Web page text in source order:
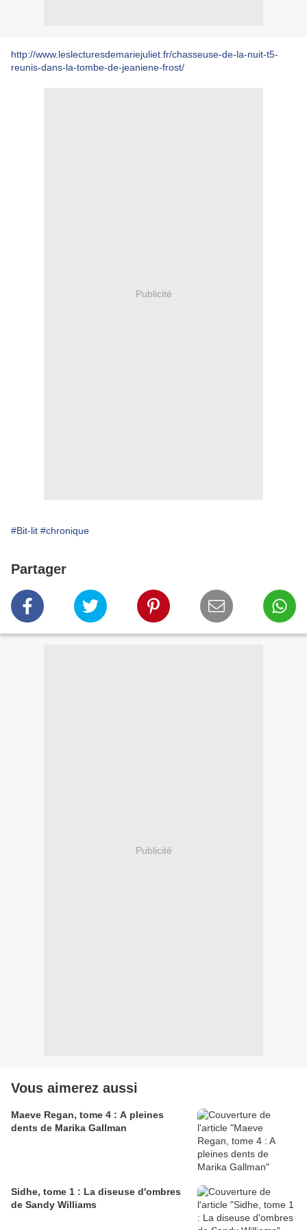
http://www.leslecturesdemariejuliet.fr/chasseuse-de-la-nuit-t5-
reunis-dans-la-tombe-de-jeaniene-frost/
Publicité
#Bit-lit #chronique
Partager
Publicité
Vous aimerez aussi
Maeve Regan, tome 4 : A pleines
dents de Marika Gallman
Sidhe, tome 1 : La diseuse d'ombres
de Sandy Williams